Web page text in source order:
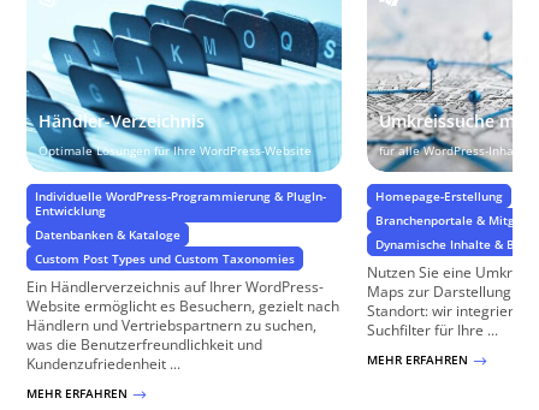
Händler-Verzeichnis
Optimale Lösungen für Ihre WordPress-Website
Individuelle WordPress-Programmierung & PlugIn-
Entwicklung
Datenbanken & Kataloge
Custom Post Types und Custom Taxonomies
Ein Händlerverzeichnis auf Ihrer WordPress-
Website ermöglicht es Besuchern, gezielt nach
Händlern und Vertriebspartnern zu suchen,
was die Benutzerfreundlichkeit und
Kundenzufriedenheit ...
MEHR ERFAHREN $
Umkreissuche mit
für alle WordPress-Inhalte
Homepage-Erstellung
Branchenportale &
Dynamische Inhalte &
Nutzen Sie eine
Maps zur Darstellung
Standort: wir integrieren
Suchfilter für Ihre ...
MEHR ERFAHREN $